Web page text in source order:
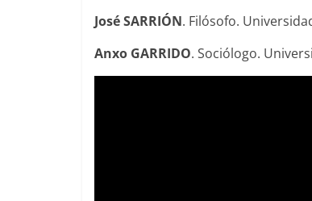
José SARRIÓN. Filósofo.
Anxo GARRIDO. Sociólogo.